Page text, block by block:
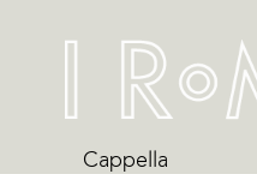
Cappella